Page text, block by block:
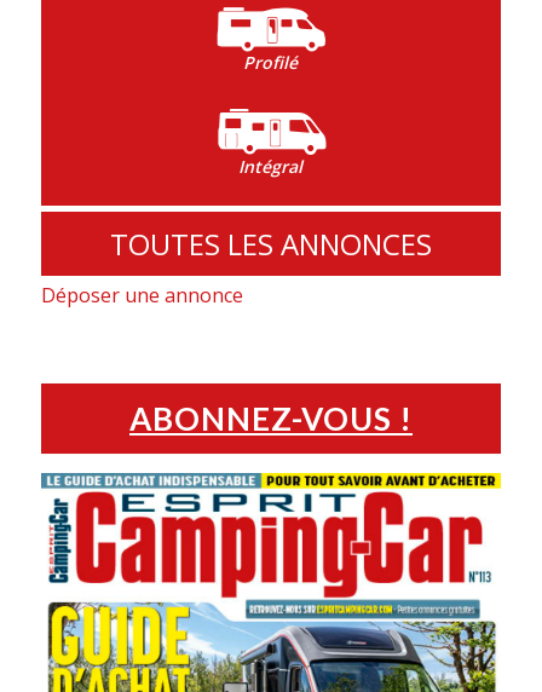
Profilé
Intégral
TOUTES LES ANNONCES
Déposer une annonce
ABONNEZ-VOUS !